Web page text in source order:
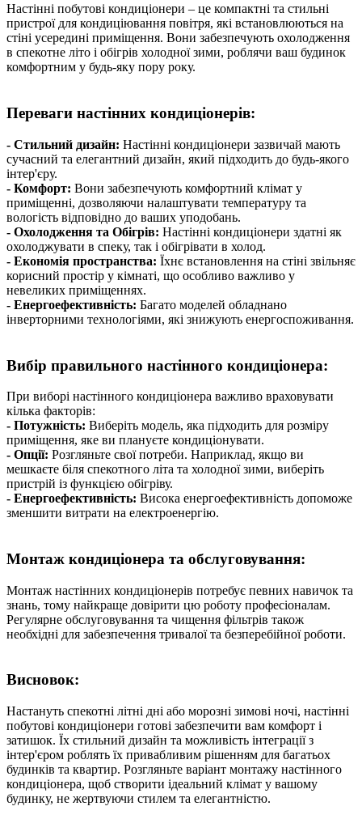
Настінні побутові кондиціонери – це компактні та стильні
пристрої для кондиціювання повітря, які встановлюються на
стіні усередині приміщення. Вони забезпечують охолодження
в спекотне літо і обігрів холодної зими, роблячи ваш будинок
комфортним у будь-яку пору року.
Переваги настінних кондиціонерів:
- Стильний дизайн: Настінні кондиціонери зазвичай мають
сучасний та елегантний дизайн, який підходить до будь-якого
інтер'єру.
- Комфорт: Вони забезпечують комфортний клімат у
приміщенні, дозволяючи налаштувати температуру та
вологість відповідно до ваших уподобань.
- Охолодження та Обігрів: Настінні кондиціонери здатні як
охолоджувати в спеку, так і обігрівати в холод.
- Економія пространства: Їхнє встановлення на стіні звільняє
корисний простір у кімнаті, що особливо важливо у
невеликих приміщеннях.
- Енергоефективність: Багато моделей обладнано
інверторними технологіями, які знижують енергоспоживання.
Вибір правильного настінного кондиціонера:
При виборі настінного кондиціонера важливо враховувати
кілька факторів:
- Потужність: Виберіть модель, яка підходить для розміру
приміщення, яке ви плануєте кондиціонувати.
- Опції: Розгляньте свої потреби. Наприклад, якщо ви
мешкаєте біля спекотного літа та холодної зими, виберіть
пристрій із функцією обігріву.
- Енергоефективність: Висока енергоефективність допоможе
зменшити витрати на електроенергію.
Монтаж кондиціонера та обслуговування:
Монтаж настінних кондиціонерів потребує певних навичок та
знань, тому найкраще довірити цю роботу професіоналам.
Регулярне обслуговування та чищення фільтрів також
необхідні для забезпечення тривалої та безперебійної роботи.
Висновок:
Настануть спекотні літні дні або морозні зимові ночі, настінні
побутові кондиціонери готові забезпечити вам комфорт і
затишок. Їх стильний дизайн та можливість інтеграції з
інтер'єром роблять їх привабливим рішенням для багатьох
будинків та квартир. Розгляньте варіант монтажу настінного
кондиціонера, щоб створити ідеальний клімат у вашому
будинку, не жертвуючи стилем та елегантністю.